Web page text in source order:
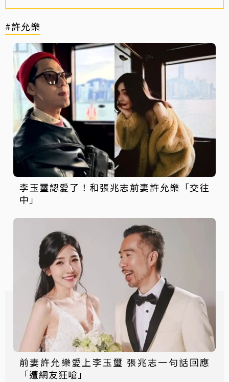
#許允樂
李玉璽認愛了！和張兆志前妻許允樂「交往
中」
前妻許允樂愛上李玉璽 張兆志一句話回應
「遭網友狂嗆」